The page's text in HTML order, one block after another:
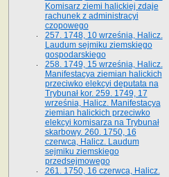
Komisarz ziemi halickiej zdaje
rachunek z administracyi
czopowego
257. 1748, 10 września, Halicz.
Laudum sejmiku ziemskiego
gospodarskiego
258. 1749, 15 września, Halicz.
Manifestacya ziemian halickich
przeciwko elekcyi deputata na
Trybunał kor. 259. 1749, 17
września, Halicz. Manifestacya
ziemian halickich przeciwko
elekcyi komisarza na Trybunał
skarbowy. 260. 1750, 16
czerwca, Halicz. Laudum
sejmiku ziemskiego
przedsejmowego
261. 1750, 16 czerwca, Halicz.